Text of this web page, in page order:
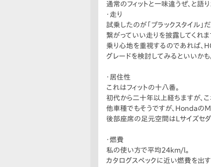
通常のフィットと一味違うぜ、と語
・走り
試乗したのが「ブラックスタイル
繋がっていい走りを披露してくれま
乗り心地を重視するのであれば、
グレードを検討してみるといいかも
・居住性
これはフィットの十八番。
初代から二十年以上経ちますが、
他車種でもそうですが、HondaのM
後部座席の足元空間はLサイズセダ
・燃費
私の使い方で平均24km/l。
カタログスペックに近い燃費を出す